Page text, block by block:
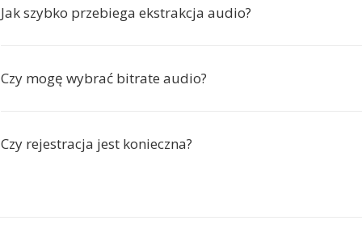
Jak szybko przebiega ekstrakcja audio?
Czy mogę wybrać bitrate audio?
Czy rejestracja jest konieczna?